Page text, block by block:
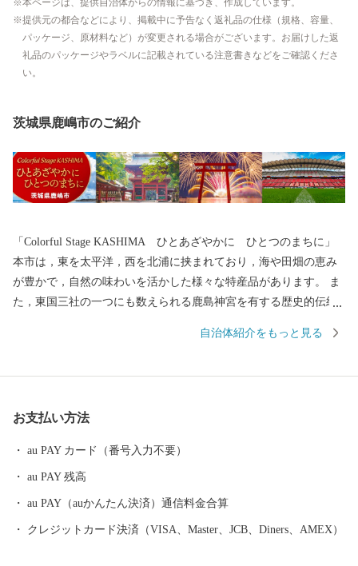
本ページは、提供自治体からの情報に基づき、作成しています。
提供元の都合などにより、掲載中に予告なく返礼品の仕様（規格、容量、
パッケージ、原材料など）が変更される場合がございます。お届けした返
礼品のパッケージやラベルに記載されている注意書きなどをご確認くださ
い。
茨城県鹿嶋市のご紹介
「Colorful Stage KASHIMA ひとあざやかに ひとつのまちに」
本市は，東を太平洋，西を北浦に挟まれており，海や田畑の恵み
が豊かで，自然の味わいを活かした様々な特産品があります。 ま
た，東国三社の一つにも数えられる鹿島神宮を有する歴史的伝統
ポーツが盛んであり，魅力と活力にあふれたまちです。 2021年に
セス≫ ・鹿嶋⇔東京間 ＪＲ鹿島線，東関東自動車道 約２
田空港からのアクセスも良好ですので，ぜひ一度お越しくださ
い！ ■□■……………………………………………………… ■ お礼の
品・証明書等に関するお問い合わせはこちらへ 鹿嶋市ふるさと納
自治体紹介をもっと見る
お支払い方法
au PAY カード（番号入力不要）
au PAY 残高
au PAY（auかんたん決済）通信料金合算
クレジットカード決済（VISA、Master、JCB、Diners、AMEX）